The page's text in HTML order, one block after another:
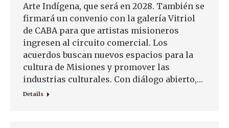
Arte Indígena, que será en 2028. También se
firmará un convenio con la galería Vitriol
de CABA para que artistas misioneros
ingresen al circuito comercial. Los
acuerdos buscan nuevos espacios para la
cultura de Misiones y promover las
industrias culturales. Con diálogo abierto,…
Details